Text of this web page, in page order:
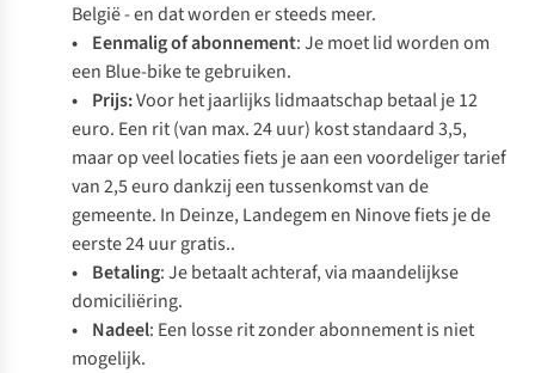
België - en dat worden er steeds meer.
• Eenmalig of abonnement: Je moet lid worden om
een Blue-bike te gebruiken.
• Prijs:Voor het jaarlijks lidmaatschap betaal je 12
euro. Een rit (van max. 24 uur) kost standaard 3,5,
maar op veel locaties fiets je aan een voordeliger tarief
van 2,5 euro dankzij een tussenkomst van de
gemeente. In Deinze, Landegem en Ninove fiets je de
eerste 24 uur gratis..
• Betaling: Je betaalt achteraf, via maandelijkse
domiciliëring.
• Nadeel: Een losse rit zonder abonnement is niet
mogelijk.